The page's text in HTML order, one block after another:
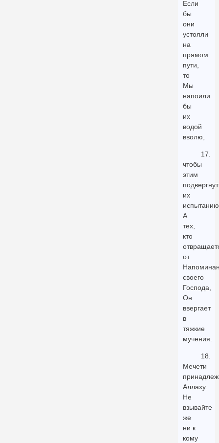
Если
бы
они
устояли
на
прямом
пути,
то
Мы
напоили
бы
их
водой
вволю,
17.
чтобы
этим
их
А
тех,
кто
от
своего
Господа,
Он
ввергает
в
тяжкие
мучения.
18.
Мечети
Аллаху.
Не
взывайте
же
ни к
кому